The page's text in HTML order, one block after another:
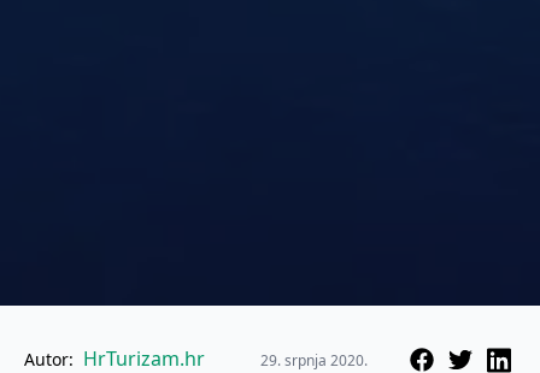
Autor: HrTurizam.hr 29. srpnja 2020.